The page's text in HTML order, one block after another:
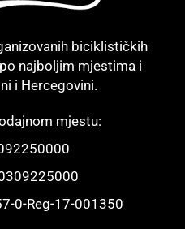
biciklističkih
najboljim mjestima i
i Hercegovini.
mjestu:
0-Reg-17-001350